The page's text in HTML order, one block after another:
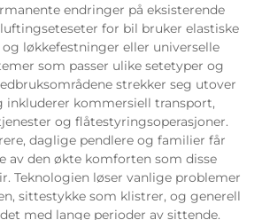
endringer på eksisterende
for bil bruker elastiske
løkkefestninger eller universelle
som passer ulike setetyper og
strekker seg utover
inkluderer kommersiell transport,
og flåtestyringsoperasjoner.
daglige pendlere og familier får
av den økte komforten som disse
Teknologien løser vanlige problemer
sittestykke som klistrer, og generell
med lange perioder av sittende.